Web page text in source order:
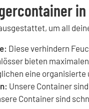
um all
Diese verhindern
bieten
eine
Unsere Container
Container sind